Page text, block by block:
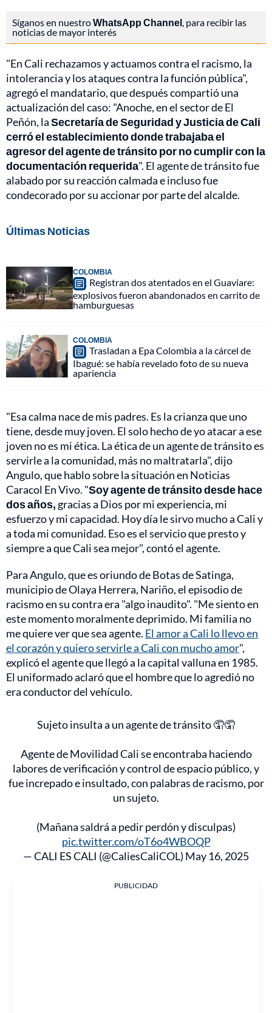
Síganos en nuestroWhatsApp Channel, para recibir las
noticias de mayor interés
"En Cali rechazamos y actuamos contra el racismo, la
intolerancia y los ataques contra la función pública",
agregó el mandatario, que después compartió una
actualización del caso: "Anoche, en el sector de El
Peñón, laSecretaría de Seguridad y Justicia de Cali
cerró el establecimiento donde trabajaba el
agresor del agente de tránsito por no cumplir con la
documentación requerida". El agente de tránsito fue
alabado por su reacción calmada e incluso fue
condecorado por su accionar por parte del alcalde.
Últimas Noticias
COLOMBIA
Registran dos atentados en el Guaviare:
explosivos fueron abandonados en carrito de
hamburguesas
COLOMBIA
Trasladan a Epa Colombia a la cárcel de
Ibagué: se había revelado foto de su nueva
apariencia
"Esa calma nace de mis padres. Es la crianza que uno
tiene, desde muy joven. El solo hecho de yo atacar a ese
joven no es mi ética. La ética de un agente de tránsito es
servirle a la comunidad, más no maltratarla", dijo
Angulo, que hablo sobre la situación en Noticias
Caracol En Vivo. "Soy agente de tránsito desde hace
dos años, gracias a Dios por mi experiencia, mi
esfuerzo y mi capacidad. Hoy día le sirvo mucho a Cali y
a toda mi comunidad. Eso es el servicio que presto y
siempre a que Cali sea mejor", contó el agente.
Para Angulo, que es oriundo de Botas de Satinga,
municipio de Olaya Herrera, Nariño, el episodio de
racismo en su contra era "algo inaudito". "Me siento en
este momento moralmente deprimido. Mi familia no
me quiere ver que sea agente. El amor a Cali lo llevo en
el corazón y quiero servirle a Cali con mucho amor",
explicó el agente que llegó a la capital valluna en 1985.
El uniformado aclaró que el hombre que lo agredió no
era conductor del vehículo.
Sujeto insulta a un agente de tránsito 🤦🤦
Agente de Movilidad Cali se encontraba haciendo
labores de verificación y control de espacio público, y
fue increpado e insultado, con palabras de racismo, por
un sujeto.
(Mañana saldrá a pedir perdón y disculpas)
pic.twitter.com/oT6o4WBOQP
— CALI ES CALI (@CaliesCaliCOL) May 16, 2025
PUBLICIDAD